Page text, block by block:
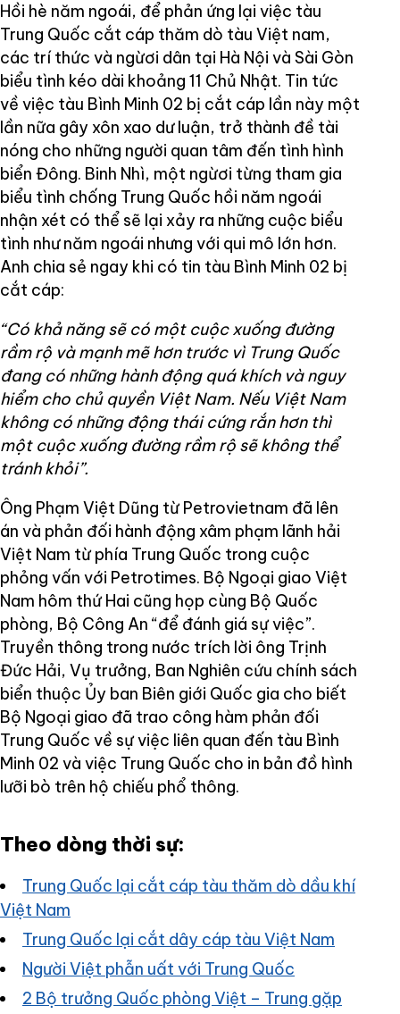
Hồi hè năm ngoái, để phản ứng lại việc tàu
Trung Quốc cắt cáp thăm dò tàu Việt nam,
các trí thức và ngừơi dân tại Hà Nội và Sài Gòn
biểu tình kéo dài khoảng 11 Chủ Nhật. Tin tức
về việc tàu Bình Minh 02 bị cắt cáp lần này một
lần nữa gây xôn xao dư luận, trở thành đề tài
nóng cho những người quan tâm đến tình hình
biển Đông. Binh Nhì, một ngừơi từng tham gia
biểu tình chống Trung Quốc hồi năm ngoái
nhận xét có thể sẽ lại xảy ra những cuộc biểu
tình như năm ngoái nhưng với qui mô lớn hơn.
Anh chia sẻ ngay khi có tin tàu Bình Minh 02 bị
cắt cáp:
“Có khả năng sẽ có một cuộc xuống đường
rầm rộ và mạnh mẽ hơn trước vì Trung Quốc
đang có những hành động quá khích và nguy
hiểm cho chủ quyền Việt Nam. Nếu Việt Nam
không có những động thái cứng rắn hơn thì
một cuộc xuống đường rầm rộ sẽ không thể
tránh khỏi”.
Ông Phạm Việt Dũng từ Petrovietnam đã lên
án và phản đối hành động xâm phạm lãnh hải
Việt Nam từ phía Trung Quốc trong cuộc
phỏng vấn với Petrotimes. Bộ Ngoại giao Việt
Nam hôm thứ Hai cũng họp cùng Bộ Quốc
phòng, Bộ Công An “để đánh giá sự việc”.
Truyền thông trong nước trích lời ông Trịnh
Đức Hải, Vụ trưởng, Ban Nghiên cứu chính sách
biển thuộc Ủy ban Biên giới Quốc gia cho biết
Bộ Ngoại giao đã trao công hàm phản đối
Trung Quốc về sự việc liên quan đến tàu Bình
Minh 02 và việc Trung Quốc cho in bản đồ hình
lưỡi bò trên hộ chiếu phổ thông.
Theo dòng thời sự:
Trung Quốc lại cắt cáp tàu thăm dò dầu khí
Việt Nam
Trung Quốc lại cắt dây cáp tàu Việt Nam
Người Việt phẫn uất với Trung Quốc
2 Bộ trưởng Quốc phòng Việt – Trung gặp